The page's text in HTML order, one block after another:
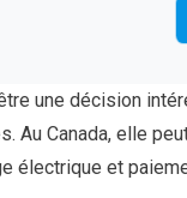
une décision
Canada, elle
électrique et